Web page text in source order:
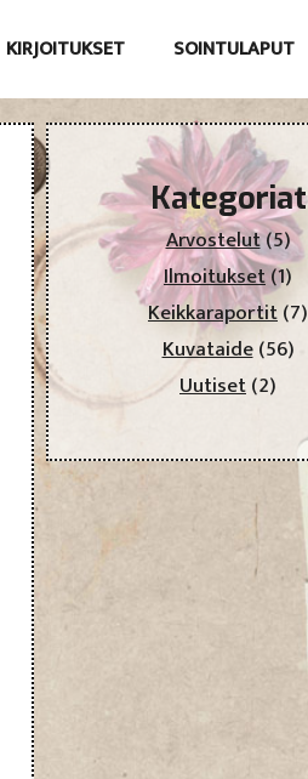
KIRJOITUKSET SOINTULAPUT
Kategoriat
Arvostelut(5)
Ilmoitukset(1)
Keikkaraportit(7)
Kuvataide(56)
Uutiset(2)